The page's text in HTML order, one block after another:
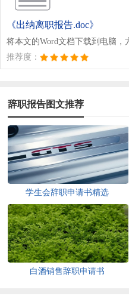
《出纳离职报告.doc》
将本文的Word文档下载到电脑，
推荐度：
辞职报告图文推荐
学生会辞职申请书精选
白酒销售辞职申请书